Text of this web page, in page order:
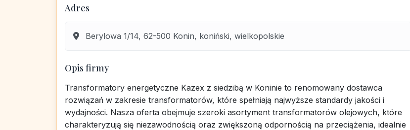
Adres
Berylowa 1/14, 62-500 Konin, koniński, wielkopolskie
Opis firmy
Transformatory energetyczne Kazex z siedzibą w Koninie to renomowany dostawca
rozwiązań w zakresie transformatorów, które spełniają najwyższe standardy jakości i
wydajności. Nasza oferta obejmuje szeroki asortyment transformatorów olejowych, które
charakteryzują się niezawodnością oraz zwiększoną odpornością na przeciążenia, idealnie